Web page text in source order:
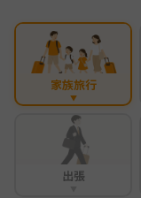
家族旅行
▼
出張